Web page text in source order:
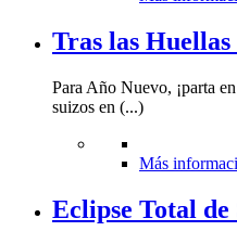
Tras las
Para Año Nuevo, ¡parta
suizos en (...)
Más
Eclipse Total de